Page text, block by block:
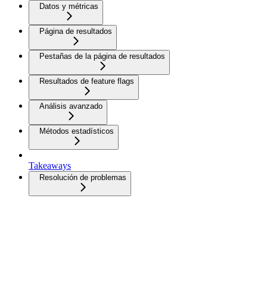
Datos y métricas
Página de resultados
Pestañas de la página de resultados
Resultados de feature flags
Análisis avanzado
Métodos estadísticos
Takeaways
Resolución de problemas